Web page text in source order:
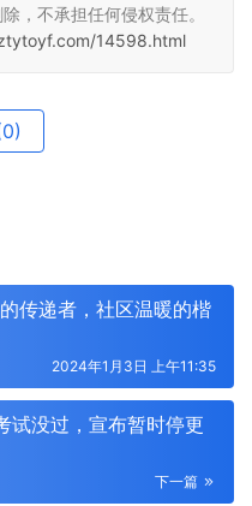
，不承担任何侵权责任。
14598.html
传递者，社区温暖的楷
2024年1月3日 上午11:35
试没过，宣布暂时停更
下一篇